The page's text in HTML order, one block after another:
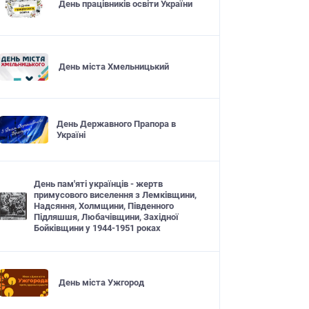
День працівників освіти України
День міста Хмельницький
День Державного Прапора в
Україні
День пам'яті українців - жертв
примусового виселення з Лемківщини,
Надсяння, Холмщини, Південного
Підляшшя, Любачівщини, Західної
Бойківщини у 1944-1951 роках
День міста Ужгород